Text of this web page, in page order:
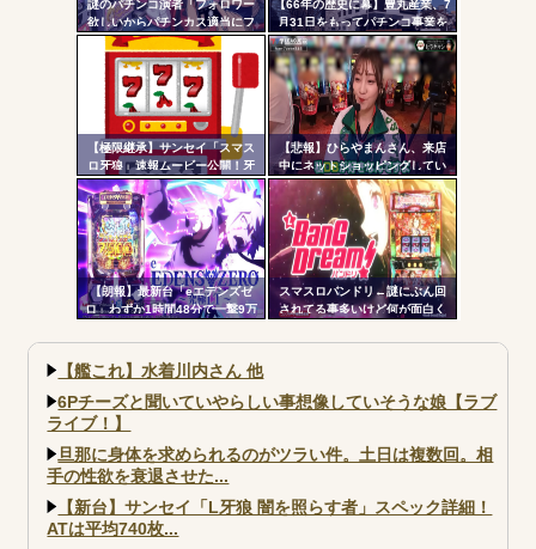
謎のパチンコ演者「フォロワー
欲しいからパチンカス適当にフ
ォローしよう」「フォロー返し
て来ないやつリムろ」←これで
何回もフォローしてくるのウザ
がられてますよ
【66年の歴史に幕】豊丸産業、7
月31日をもってパチンコ事業を
停止へ ナナシーやコマコマ倶
楽部マやウィッチブレイド…た
くさんの名機をありがとう
【極限継承】サンセイ「スマス
ロ牙狼」速報ムービー公開！牙
狼の名に恥じぬ出玉性能がパチ
ンコからスロットへ
【悲報】ひらやまんさん、来店
中にネットショッピングしてい
る様子を撮影された挙句シバタ
ーさんに密告されてしまう…
【朗報】最新台「eエデンズゼ
ロ」わずか1時間48分で一撃9万
しまうｗ 究極LT期待出玉2万発
超えの現行最強スペックは伊達
じゃないな…
スマスロバンドリ←謎にぶん回
されてる事多いけど何が面白く
【艦これ】水着川内さん 他
6Pチーズと聞いていやらしい事想像していそうな娘【ラブ
ライブ！】
旦那に身体を求められるのがツラい件。土日は複数回。相
手の性欲を衰退させた...
【新台】サンセイ「L牙狼 闇を照らす者」スペック詳細！
ATは平均740枚...